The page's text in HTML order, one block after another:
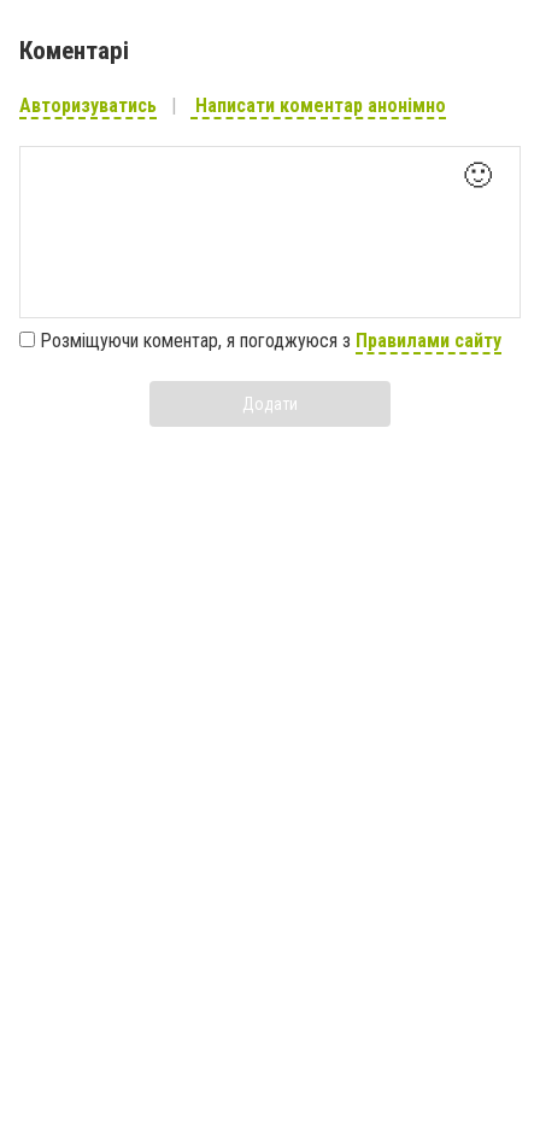
Коментарі
Авторизуватись Написати коментар анонімно
🙂
Розміщуючи коментар, я погоджуюся з Правилами сайту
Додати